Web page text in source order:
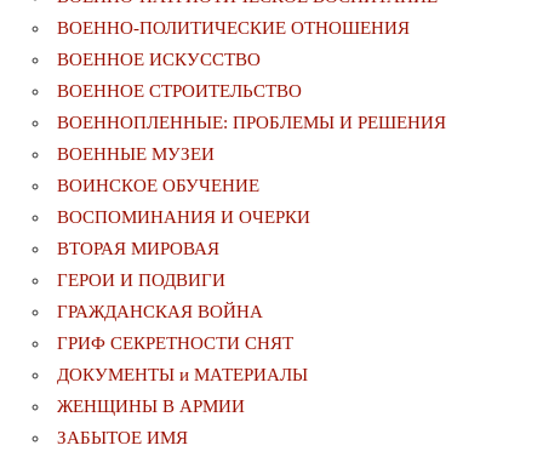
ВОЕННО-ПОЛИТИЧЕСКИE ОТНОШЕНИЯ
ВОЕННОЕ ИСКУССТВО
ВОЕННОЕ СТРОИТЕЛЬСТВО
ВОЕННОПЛЕННЫЕ: ПРОБЛЕМЫ И РЕШЕНИЯ
ВОЕННЫЕ МУЗЕИ
ВОИНСКОЕ ОБУЧЕНИЕ
ВОСПОМИНАНИЯ И ОЧЕРКИ
ВТОРАЯ МИРОВАЯ
ГЕРОИ И ПОДВИГИ
ГРАЖДАНСКАЯ ВОЙНА
ГРИФ СЕКРЕТНОСТИ СНЯТ
ДОКУМЕНТЫ и МАТЕРИАЛЫ
ЖЕНЩИНЫ В АРМИИ
ЗАБЫТОЕ ИМЯ